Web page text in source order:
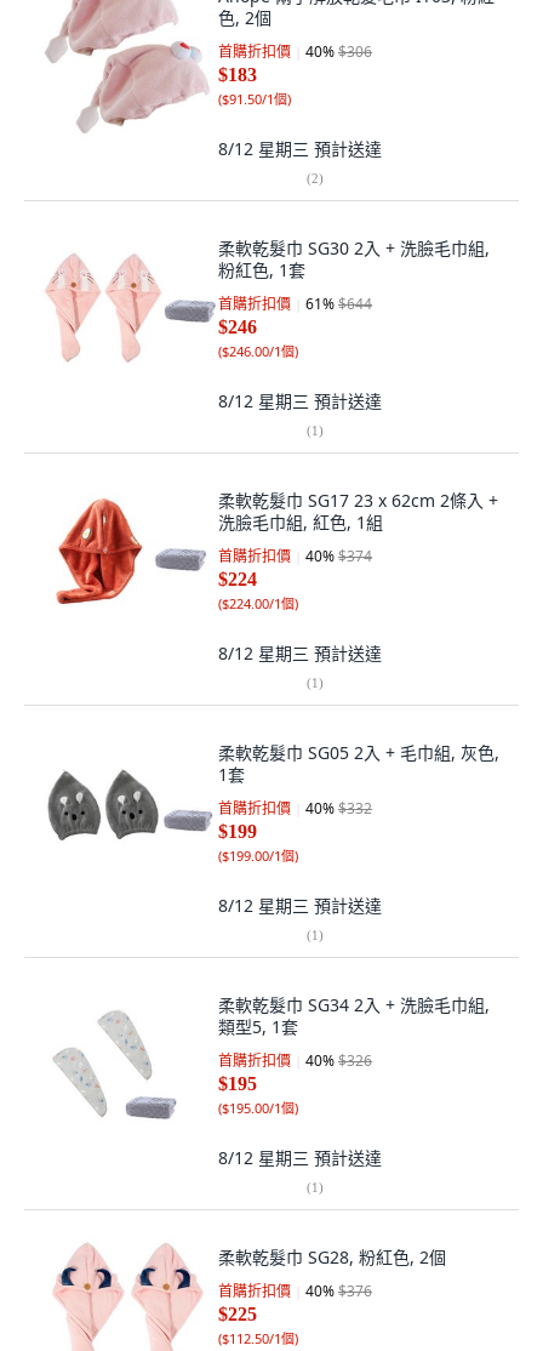
色, 2個
首購折扣價 40%$306
$183
($91.50/1個)
8/12 星期三 預計送達
(2)
柔軟乾髮巾 SG30 2入 + 洗臉毛巾組,
粉紅色, 1套
首購折扣價 61%$644
$246
($246.00/1個)
8/12 星期三 預計送達
(1)
柔軟乾髮巾 SG17 23 x 62cm 2條入 +
洗臉毛巾組, 紅色, 1組
首購折扣價 40%$374
$224
($224.00/1個)
8/12 星期三 預計送達
(1)
柔軟乾髮巾 SG05 2入 + 毛巾組, 灰色,
1套
首購折扣價 40%$332
$199
($199.00/1個)
8/12 星期三 預計送達
(1)
柔軟乾髮巾 SG34 2入 + 洗臉毛巾組,
類型5, 1套
首購折扣價 40%$326
$195
($195.00/1個)
8/12 星期三 預計送達
(1)
柔軟乾髮巾 SG28, 粉紅色, 2個
首購折扣價 40%$376
$225
($112.50/1個)